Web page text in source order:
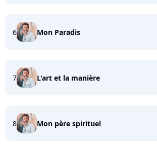
6 Mon Paradis
7 L'art et la manière
8 Mon père spirituel